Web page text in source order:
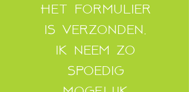
Het formulier
is verzonden,
ik neem zo
spoedig